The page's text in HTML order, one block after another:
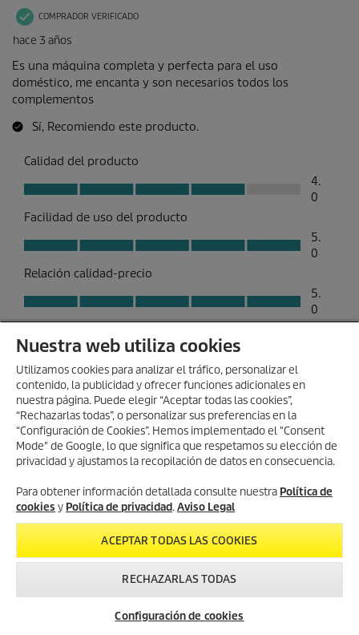
Nuestra web utiliza cookies
Utilizamos cookies para analizar el tráfico, personalizar el
contenido, la publicidad y ofrecer funciones adicionales en
nuestra página. Puede elegir “Aceptar todas las cookies”,
“Rechazarlas todas”, o personalizar sus preferencias en la
“Configuración de Cookies”. Hemos implementado el "Consent
Mode" de Google, lo que significa que respetamos su elección de
privacidad y ajustamos la recopilación de datos en consecuencia.
Para obtener información detallada consulte nuestra Política de
cookies y Política de privacidad.Aviso Legal
ACEPTAR TODAS LAS COOKIES
RECHAZARLAS TODAS
Configuración de cookies